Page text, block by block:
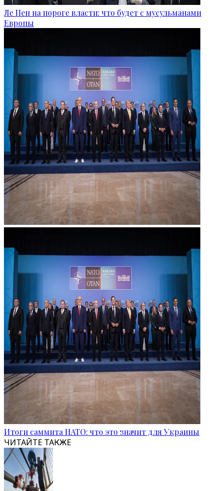
Ле Пен на пороге власти: что будет с мусульманами
Европы
Итоги саммита НАТО: что это значит для Украины
ЧИТАЙТЕ ТАКЖЕ